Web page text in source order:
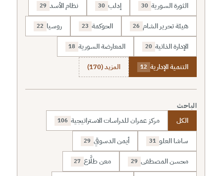
الثورة السورية 30 إدلب 30 نظام الأسد 29
هيئة تحرير الشام 26 الحوكمة 23 روسيا 22
الإدارة الذاتية 20 المعارضة السورية 18
التنمية الإدارية 12 المزيد (170)
الباحث
الكل مركز عمران للدراسات الاستراتيجية 106
ساشا العلو 31 أيمن الدسوقي 29
محسن المصطفى 29 معن طلَّاع 27